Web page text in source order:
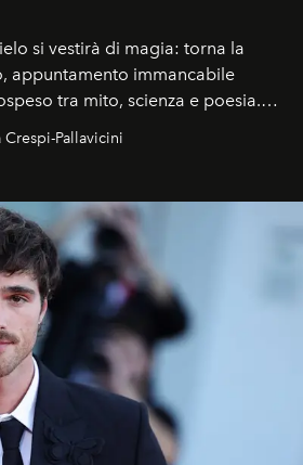
si vestirà di magia: torna la
, appuntamento immancabile
tra mito, scienza e poesia.
passaggio delle
più segreti
Pallavicini